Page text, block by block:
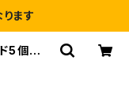
ます
5個入り